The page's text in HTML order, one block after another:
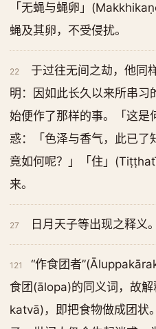
「无蝇与蝇卵」
蝇及其卵，不受侵扰。
22
于过往无间之劫，他同
明：因如此长久以来所串习
始便作了那样的事。「这是
惑：「色泽与香气，此已了
竟如何呢？」「住」
来。
27 日月天子等出现之释义。
121
“作食团者
食团(ālopa)的同义词，故解
katvā)，即把食物做成团状